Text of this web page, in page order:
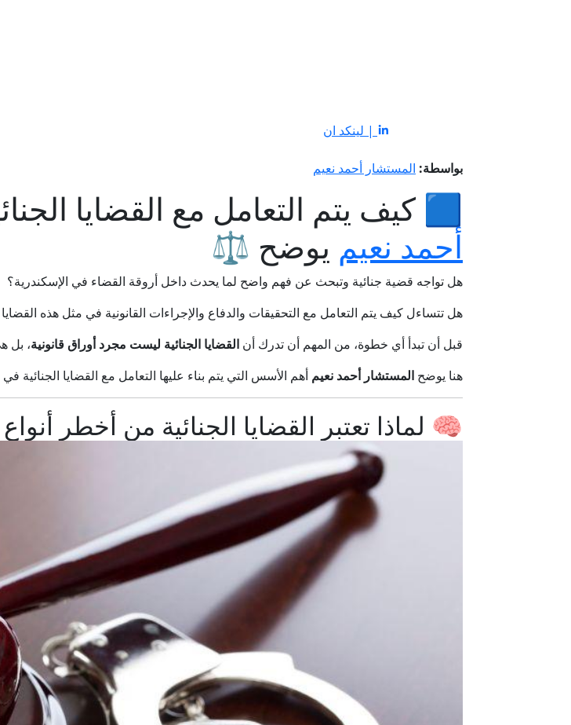
| لينكد ان
بواسطة: المستشار أحمد نعيم
🟦 كيف يتم التعامل مع القضايا
أحمد نعيم يوضح ⚖️
هل تواجه قضية جنائية وتبحث عن فهم واضح لما يحدث داخل أروقة القضاء في الإسكندرية؟
هل تتساءل كيف يتم التعامل مع التحقيقات والدفاع والإجراءات القانونية في مثل هذه
قبل أن تبدأ أي خطوة، من المهم أن تدرك أن القضايا الجنائية ليست مجرد أوراق قانونية، بل
هنا يوضح المستشار أحمد نعيم أهم الأسس التي يتم بناء عليها التعامل مع القضايا
🧠 لماذا تعتبر القضايا الجنائية من أخطر